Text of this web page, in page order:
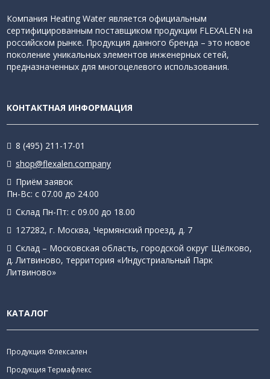
Компания Heating Water является официальным
сертифицированным поставщиком продукции FLEXALEN на
российском рынке. Продукция данного бренда – это новое
поколение уникальных элементов инженерных сетей,
предназначенных для многоцелевого использования.
КОНТАКТНАЯ ИНФОРМАЦИЯ
8 (495) 211-17-01
shop@flexalen.company
Приём заявок
Пн-Вс: с 07.00 до 24.00
Склад Пн-Пт: с 09.00 до 18.00
127282, г. Москва, Чермянский проезд, д. 7
Склад – Московская область, городской округ Щёлково,
д. Литвиново, территория «Индустриальный Парк
Литвиново»
КАТАЛОГ
Продукция Флексален
Продукция Термафлекс